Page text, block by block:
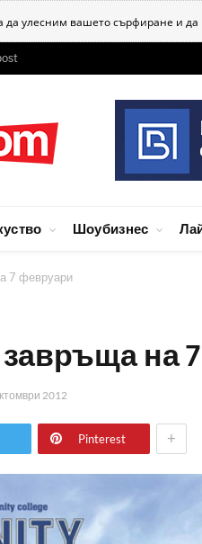
да улесним вашето сърфиране и
Шоубизнес
7 февруари
на
2012
Pinterest +